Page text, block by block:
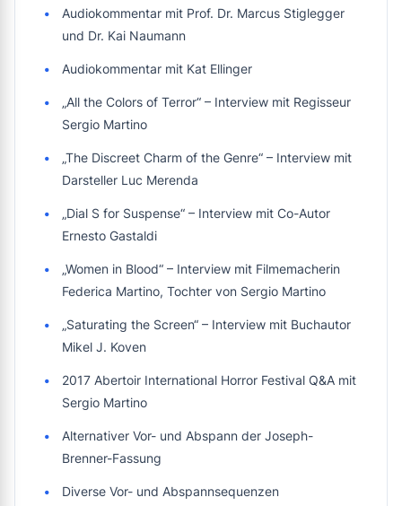
Audiokommentar mit Prof. Dr. Marcus Stiglegger
und Dr. Kai Naumann
Audiokommentar mit Kat Ellinger
„All the Colors of Terror“ – Interview mit Regisseur
Sergio Martino
„The Discreet Charm of the Genre“ – Interview mit
Darsteller Luc Merenda
„Dial S for Suspense“ – Interview mit Co-Autor
Ernesto Gastaldi
„Women in Blood“ – Interview mit Filmemacherin
Federica Martino, Tochter von Sergio Martino
„Saturating the Screen“ – Interview mit Buchautor
Mikel J. Koven
2017 Abertoir International Horror Festival Q&A mit
Sergio Martino
Alternativer Vor- und Abspann der Joseph-
Brenner-Fassung
Diverse Vor- und Abspannsequenzen